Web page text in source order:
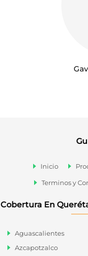
Inicio
Terminos y
Cobertura En
Aguascalientes
Azcapotzalco